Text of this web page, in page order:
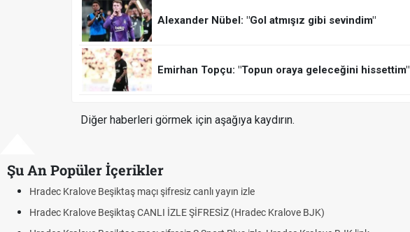
Alexander Nübel: "Gol atmışız gibi sevindim"
Emirhan Topçu: "Topun oraya geleceğini hissettim"
Diğer haberleri görmek için aşağıya kaydırın.
Şu An Popüler İçerikler
Hradec Kralove - Beşiktaş maçı şifresiz izle canlı tv100 linki
Hradec Kralove Beşiktaş maçı şifresiz tv100 izle, Hradec Kralove BJK link